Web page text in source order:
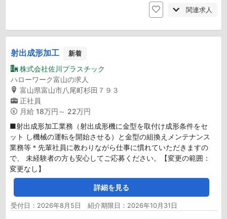
関連求人
射出成形加工 新着
株式会社佐川プラスチック
ハローワーク富山の求人
富山県富山市八尾町杉田７９３
正社員
月給 18万円～ 22万円
■射出成形加工業務（射出成形機に金型を取付け成形条件をセ
ット し機械の運転を開始させる）と金型の組換えメンテナンス
業務等＊先輩社員に教わりながら仕事に慣れていただきますの
で、 未経験者の方も安心してご応募ください。【変更の範囲：
変更なし】
詳細を見る
受付日：2026年8月5日 紹介期限日：2026年10月31日